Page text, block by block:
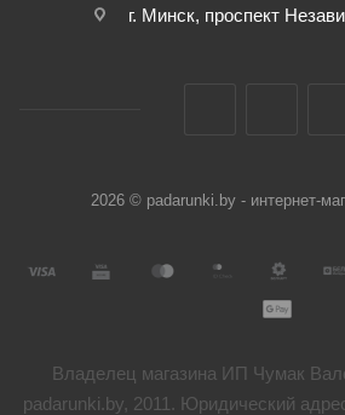
г. Минск, проспект
2026 © padarunki.by - интернет-
Владелец магазина ИП Чумак
padarunki.by, 2011. Юридический